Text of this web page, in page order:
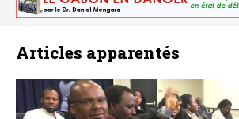
Articles apparentés